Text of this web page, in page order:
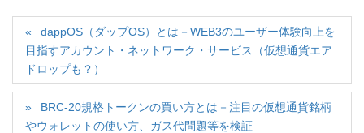
dappOS（ダップOS）とは－WEB3のユーザー体験向上を
目指すアカウント・ネットワーク・サービス（仮想通貨エア
ドロップも？）
BRC-20規格トークンの買い方とは－注目の仮想通貨銘柄
やウォレットの使い方、ガス代問題等を検証